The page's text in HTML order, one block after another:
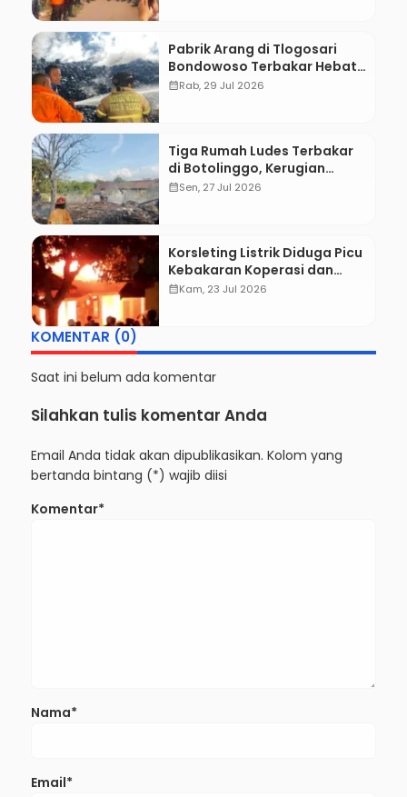
Pabrik Arang di Tlogosari
Bondowoso Terbakar Hebat,
Kerugian Ditaksir Capai
calendar_monthRab, 29 Jul 2026
Tiga Rumah Ludes Terbakar
di Botolinggo, Kerugian
Ditaksir Rp150 Juta
calendar_monthSen, 27 Jul 2026
Korsleting Listrik Diduga Picu
Kebakaran Koperasi dan
Musholla SDN Cindogo 1
calendar_monthKam, 23 Jul 2026
KOMENTAR (0)
Saat ini belum ada komentar
Silahkan tulis komentar Anda
Email Anda tidak akan dipublikasikan. Kolom yang
bertanda bintang (*) wajib diisi
Komentar*
Nama*
Email*